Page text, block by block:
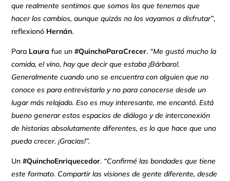
que realmente sentimos que somos los que tenemos que
hacer los cambios, aunque quizás no los vayamos a disfrutar”,
reflexionó Hernán.
Para Laura fue un#QuinchoParaCrecer. “Me gustó mucho la
comida, el vino, hay que decir que estaba ¡Bárbaro!.
Generalmente cuando uno se encuentra con alguien que no
conoce es para entrevistarlo y no para conocerse desde un
lugar más relajado. Eso es muy interesante, me encantó. Está
bueno generar estos espacios de diálogo y de interconexión
de historias absolutamente diferentes, es lo que hace que uno
pueda crecer. ¡Gracias!”.
Un#QuinchoEnriquecedor. “Confirmé las bondades que tiene
este formato. Compartir las visiones de gente diferente, desde